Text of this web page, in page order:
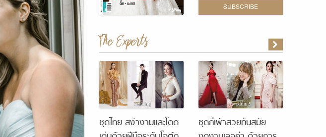
SUBSCRIBE
The Experts
ชุดไทย สง่างามและโดด
ชุดกี่เพ้าสวยทันสมัย